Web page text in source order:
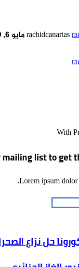
rachidcanariasأرسل
مايو 6, 2020
With
list to get
Lorem ipsum dolor
حل نزاع